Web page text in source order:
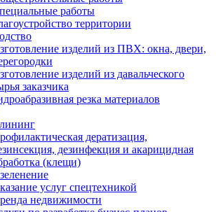
работы
территории
изделий из ПВХ: окна, двери,
изделий из давальческого
заказчика
резка материалов
дератизация,
дезинфекция и акарицидная
(клещи)
услуг спецтехникой
недвижимости